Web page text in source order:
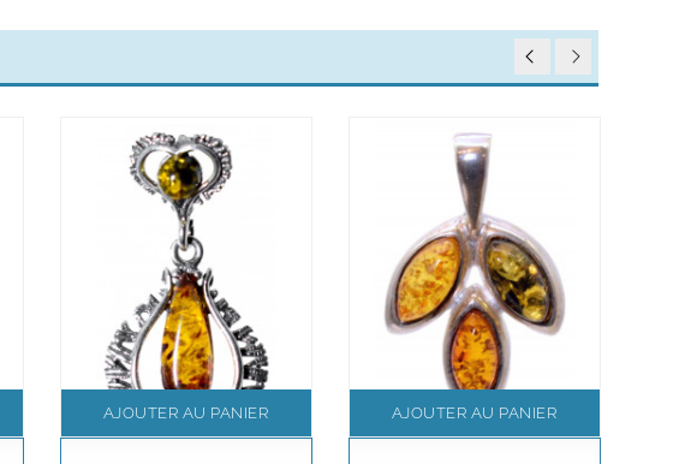
AJOUTER AU PANIER AJOUTER AU PANIER